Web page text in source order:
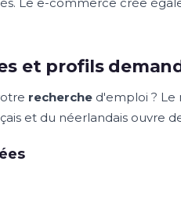
et profils
recherche d'emploi ? Le
et du néerlandais ouvre